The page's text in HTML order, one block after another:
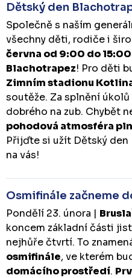
Dětský den
Společně s naším
všechny děti, rodiče i
června od 9:00 do
Blachotrapez! Pro děti
Zimním stadionu
soutěže. Za splnění
dobrého na zub. Chybět
pohodová atmosféra
Přijďte si užít Dětský
na vás!
Osmifinále začneme
Pondělí 23. února |
koncem základní části
nejhůře čtvrtí. To
osmifinále, ve kterém
domácího prostředí.